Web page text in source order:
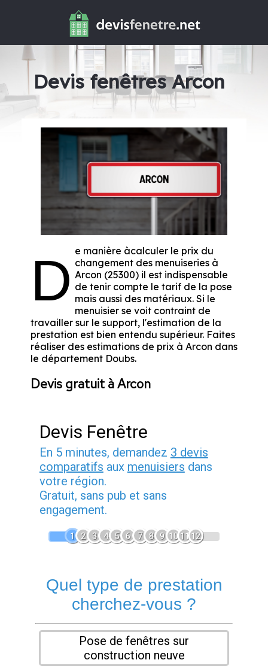
Devis fenêtres Arcon
D e manière àcalculer le prix du
changement des menuiseries à
Arcon (25300) il est indispensable
de tenir compte le tarif de la pose
mais aussi des matériaux. Si le
menuisier se voit contraint de
travailler sur le support, l'estimation de la
prestation est bien entendu supérieur. Faites
réaliser des estimations de prix à Arcon dans
le département Doubs.
Devis gratuit à Arcon
Devis Fenêtre
En 5 minutes, demandez 3 devis
comparatifs aux menuisiers dans
votre région.
Gratuit, sans pub et sans
engagement.
1 2 3 4 5 6 7 8 9 1011 12
Quel type de prestation
cherchez-vous ?
Pose de fenêtres sur
construction neuve